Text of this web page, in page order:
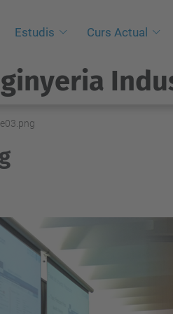
Estudis Curs Actual